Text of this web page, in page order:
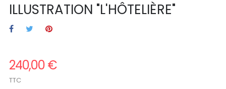
ILLUSTRATION "L'HÔTELIÈRE"
240,00 €
TTC